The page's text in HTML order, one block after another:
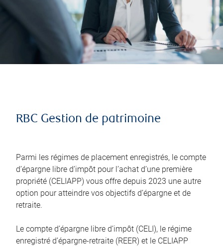
RBC Gestion de patrimoine
Parmi les régimes de placement enregistrés, le compte
d’épargne libre d’impôt pour l’achat d’une première
propriété (CELIAPP) vous offre depuis 2023 une autre
option pour atteindre vos objectifs d’épargne et de
retraite.
Le compte d’épargne libre d’impôt (CELI), le régime
enregistré d’épargne-retraite (REER) et le CELIAPP